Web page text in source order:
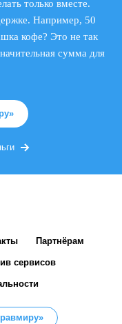
только вместе.
Например, 50
кофе? Это не так
сумма для
Партнёрам
сервисов